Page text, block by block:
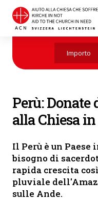
Perù
Aiutate
Perù:
alla Chiesa
Il Perù è un Paese
bisogno di
rapida crescita
pluviale
sulle Ande.